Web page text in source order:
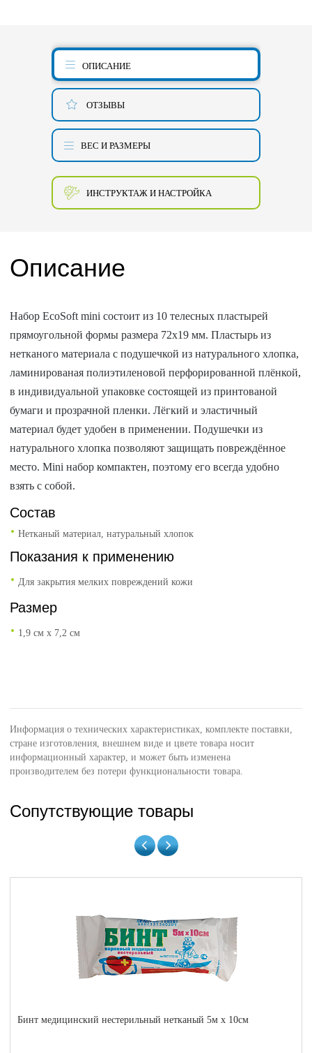
ОПИСАНИЕ
ОТЗЫВЫ
ВЕС И РАЗМЕРЫ
ИНСТРУКТАЖ И НАСТРОЙКА
Описание
Набор EcoSoft mini состоит из 10 телесных пластырей
прямоугольной формы размера 72х19 мм. Пластырь из
нетканого материала с подушечкой из натурального хлопка,
ламинированая полиэтиленовой перфорированной плёнкой,
в индивидуальной упаковке состоящей из принтованой
бумаги и прозрачной пленки. Лёгкий и эластичный
материал будет удобен в применении. Подушечки из
натурального хлопка позволяют защищать повреждённое
место. Mini набор компактен, поэтому его всегда удобно
взять с собой.
Состав
Нетканый материал, натуральный хлопок
Показания к применению
Для закрытия мелких повреждений кожи
Размер
1,9 см х 7,2 см
Информация о технических характеристиках, комплекте поставки,
стране изготовления, внешнем виде и цвете товара носит
информационный характер, и может быть изменена
производителем без потери функциональности товара.
Сопутствующие товары
Бинт медицинский нестерильный нетканый 5м x 10см